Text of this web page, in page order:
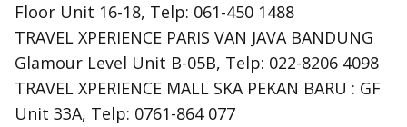
Floor Unit 16-18, Telp: 061-450 1488
TRAVEL XPERIENCE PARIS VAN JAVA BANDUNG
Glamour Level Unit B-05B, Telp: 022-8206 4098
TRAVEL XPERIENCE MALL SKA PEKAN BARU : GF
Unit 33A, Telp: 0761-864 077